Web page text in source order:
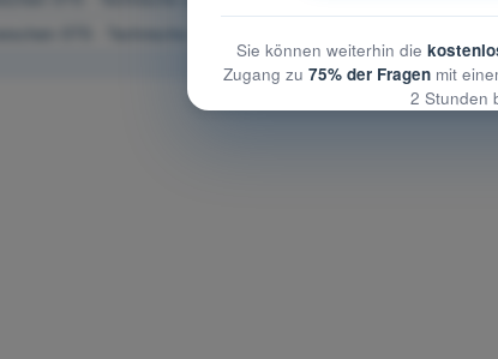
Sie können weiterhin die
Zugang zu 75% der Fragen mit
2 Stunden